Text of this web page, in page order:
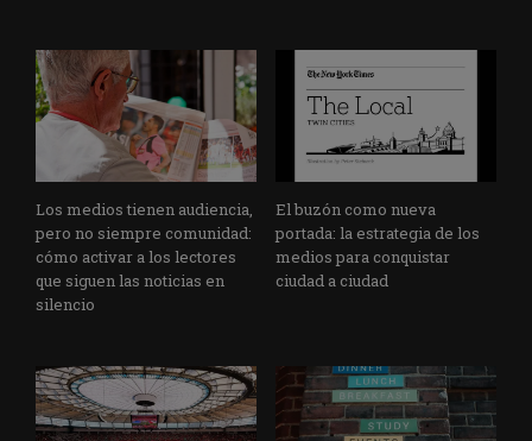
Los medios tienen audiencia,
pero no siempre comunidad:
cómo activar a los lectores
que siguen las noticias en
silencio
El buzón como nueva
portada: la estrategia de los
medios para conquistar
ciudad a ciudad